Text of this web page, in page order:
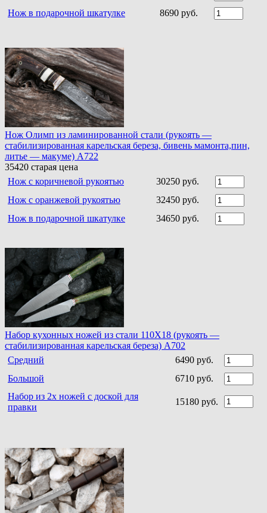
Нож в подарочной шкатулке 8690 руб.
Нож Олимп из ламинированной стали (рукоять —
стабилизированная карельская береза, бивень мамонта,пин,
литье — макуме) A722
35420 старая цена
Нож c коричневой рукоятью
30250 руб.
Нож с оранжевой рукоятью
32450 руб.
Нож в подарочной шкатулке
34650 руб.
Набор кухонных ножей из стали 110Х18 (рукоять —
стабилизированная карельская береза) A702
Средний
6490 руб.
Большой
6710 руб.
Набор из 2х ножей с доской для
правки
15180 руб.